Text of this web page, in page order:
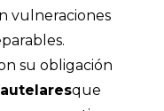
vulneraciones
su obligación
que